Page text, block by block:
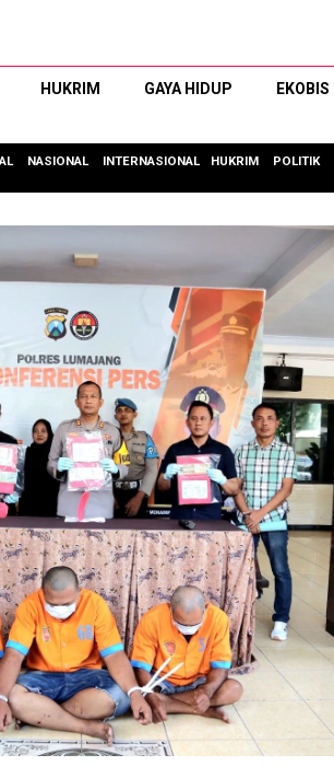
HUKRIM GAYA HIDUP EKOBIS
NASIONAL INTERNASIONAL HUKRIM POLITIK